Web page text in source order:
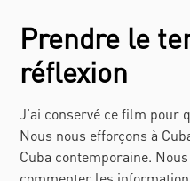
Prendre le
réflexion
J’ai conservé ce film pour
Nous nous efforçons à
Cuba contemporaine.